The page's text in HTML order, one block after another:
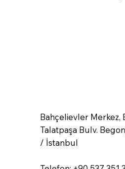
Bahçelievler Merkez,
Talatpaşa Bulv.
/ İstanbul